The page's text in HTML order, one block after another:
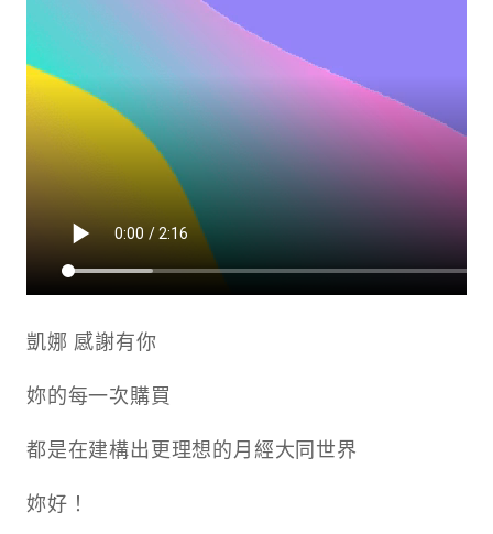
凱娜 感謝有你
妳的每一次購買
都是在建構出更理想的月經大同世界
妳好！